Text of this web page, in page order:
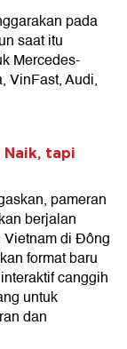
pada
saat itu
Mercedes-
VinFast, Audi,
Naik, tapi
pameran
berjalan
di Đông
format baru
canggih
untuk
dan